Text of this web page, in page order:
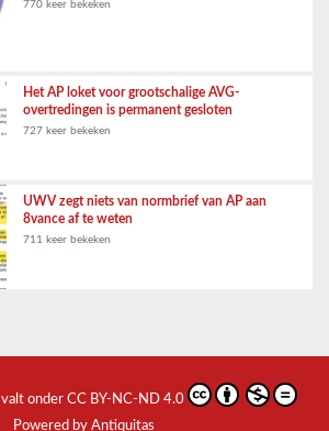
770 keer bekeken
Het AP loket voor grootschalige AVG-
overtredingen is permanent gesloten
727 keer bekeken
UWV zegt niets van normbrief van AP aan
8vance af te weten
711 keer bekeken
valt onder CC BY-NC-ND 4.0
Powered by Antiquitas